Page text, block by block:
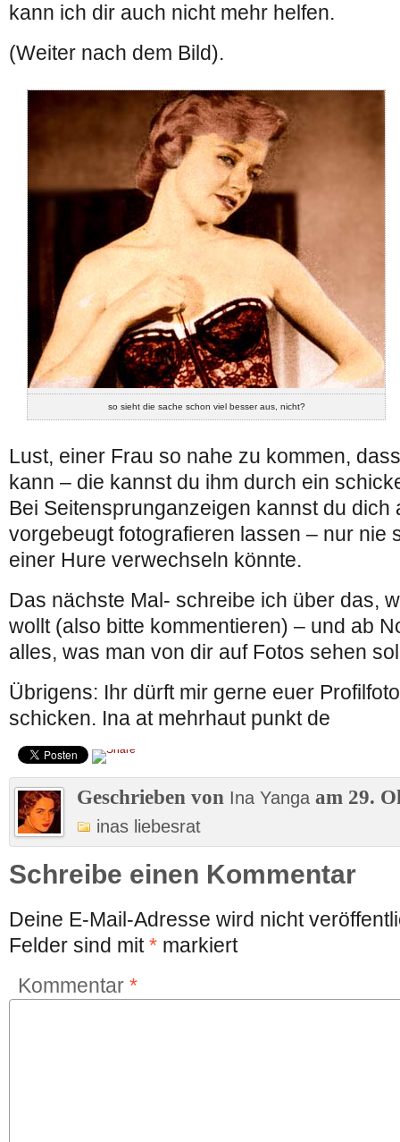
kann ich dir auch nicht mehr helfen.
(Weiter nach dem Bild).
so sieht die sache schon viel besser aus, nicht?
Lust, einer Frau so nahe zu kommen,
kann – die kannst du ihm durch ein
Bei Seitensprunganzeigen kannst du dich
vorgebeugt fotografieren lassen – nur nie
einer Hure verwechseln könnte.
Das nächste Mal- schreibe ich über das,
wollt (also bitte kommentieren) – und ab
alles, was man von dir auf Fotos sehen
Übrigens: Ihr dürft mir gerne euer
schicken. Ina at mehrhaut punkt de
Geschrieben von Ina Yanga am 29.
inas liebesrat
Schreibe einen Kommentar
Deine E-Mail-Adresse wird nicht
Felder sind mit* markiert
Kommentar *